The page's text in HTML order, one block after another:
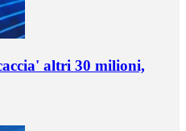
altri 30 milioni,